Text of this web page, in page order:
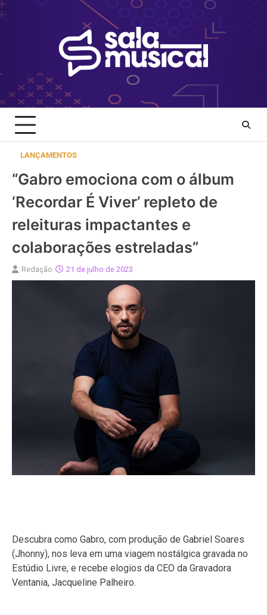
Skip
to
LANÇAMENTOS
“Gabro emociona com o álbum
‘Recordar É Viver’ repleto de
releituras impactantes e
colaborações estreladas”
Redação 21 de julho de 2023
Descubra como Gabro, com produção de Gabriel Soares
(Jhonny), nos leva em uma viagem nostálgica gravada no
Estúdio Livre, e recebe elogios da CEO da Gravadora
Ventania, Jacqueline Palheiro.